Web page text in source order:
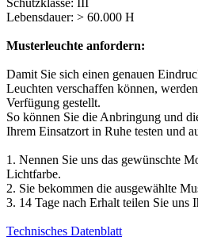
Schutzklasse: III
Lebensdauer: > 60.000 H
Musterleuchte anfordern:
Damit Sie sich einen genauen
Leuchten verschaffen können,
Verfügung gestellt.
So können Sie die Anbringung und
Ihrem Einsatzort in Ruhe testen und
1. Nennen Sie uns das gewünschte
Lichtfarbe.
2. Sie bekommen die ausgewählte
3. 14 Tage nach Erhalt teilen Sie uns
Technisches Datenblatt